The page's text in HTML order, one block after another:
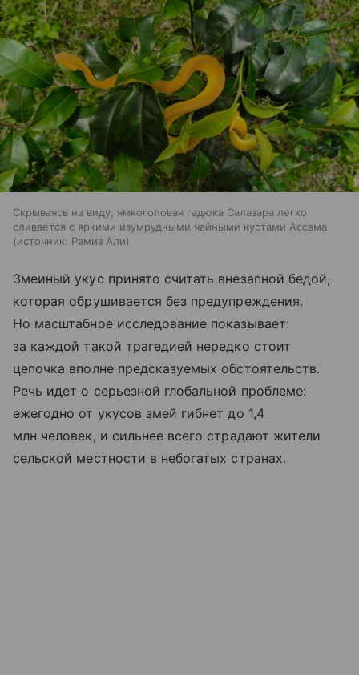
Скрываясь на виду, ямкоголовая гадюка Салазара легко
сливается с яркими изумрудными чайными кустами Ассама
источник: Рамиз Али
Змеиный укус принято считать внезапной бедой,
которая обрушивается без предупреждения.
Но масштабное исследование показывает:
за каждой такой трагедией нередко стоит
цепочка вполне предсказуемых обстоятельств.
Речь идет о серьезной глобальной проблеме:
ежегодно от укусов змей гибнет до 1,4
млн человек, и сильнее всего страдают жители
сельской местности в небогатых странах.